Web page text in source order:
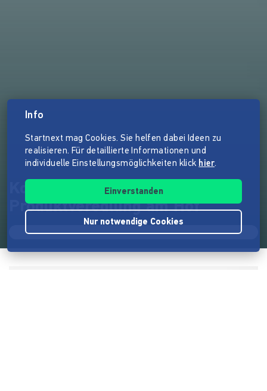
KondiTOURei - Mobile
Produktveredlung am Hof
Info
Startnext mag Cookies. Sie helfen dabei Ideen zu
realisieren. Für detaillierte Informationen und
individuelle Einstellungsmöglichkeiten klick hier.
Einverstanden
Nur notwendige Cookies